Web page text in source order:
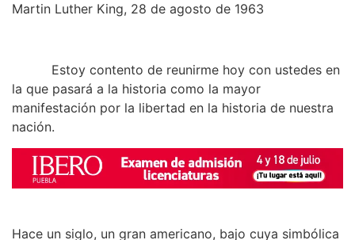
Martin Luther King, 28 de agosto de 1963
Estoy contento de reunirme hoy con ustedes en
la que pasará a la historia como la mayor
manifestación por la libertad en la historia de nuestra
nación.
Hace un siglo, un gran americano, bajo cuya simbólica